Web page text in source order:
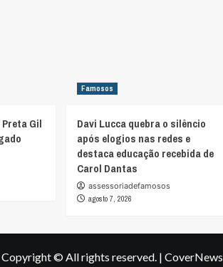
Gil
Famosos
Davi Lucca quebra o silêncio
após elogios nas redes e
destaca educação recebida de
Carol Dantas
assessoriadefamosos
agosto 7, 2026
Copyright © All rights reserved. | CoverNews